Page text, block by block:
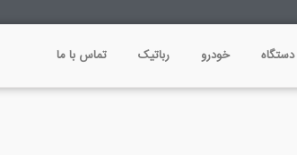
دستگاه خودرو رباتیک تماس با ما